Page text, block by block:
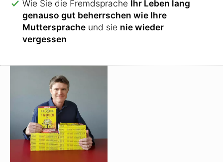
Wie Sie die Fremdsprache Ihr Leben lang
genauso gut beherrschen wie Ihre
Muttersprache und sie nie wieder
vergessen